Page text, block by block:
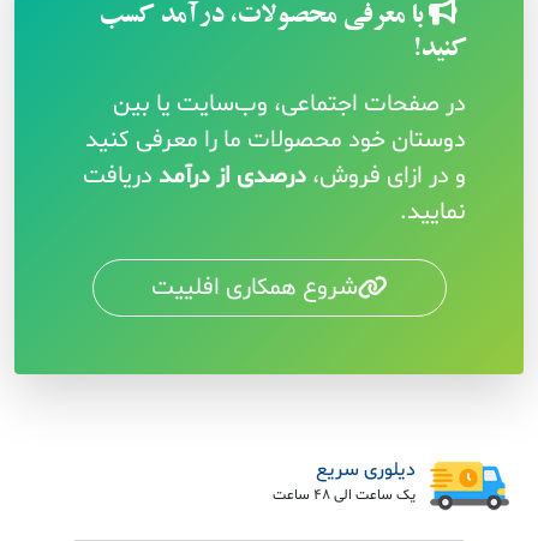
با معرفی محصولات، درآمد کسب
کنید!
در صفحات اجتماعی، وب‌سایت یا بین
دوستان خود محصولات ما را معرفی کنید
و در ازای فروش، درصدی از درآمد دریافت
نمایید.
شروع همکاری افلییت
دیلوری سریع
یک ساعت الی 48 ساعت